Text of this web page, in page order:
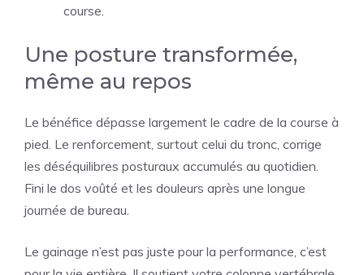
course.
Une posture transformée,
même au repos
Le bénéfice dépasse largement le cadre de la course à
pied. Le renforcement, surtout celui du tronc, corrige
les déséquilibres posturaux accumulés au quotidien.
Fini le dos voûté et les douleurs après une longue
journée de bureau.
Le gainage n’est pas juste pour la performance, c’est